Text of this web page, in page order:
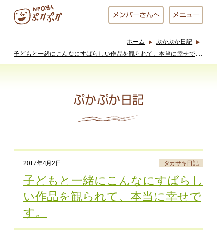
メンバーさんへ メニュー
ぷかぷか
お休み中
アート屋
わんど
ホーム ぷかぷか日記
子
どもと一緒にこんなにすばらしい作品を観られて、本当に幸せです。
ぷかぷか日記
2017年4月2日 タカサキ日記
子どもと一緒にこんなにすばらし
い作品を観られて、本当に幸せで
す。